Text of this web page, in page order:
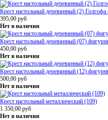
Крест настольный деревянный (2)
395,00 руб
Нет в наличии
Крест настольный деревянный (07)
450,00 руб
Нет в наличии
Крест настольный деревянный (12)
500,00 руб
Нет в наличии
Крест настольный металлический (109)
1 350,00 руб
Нет в наличии